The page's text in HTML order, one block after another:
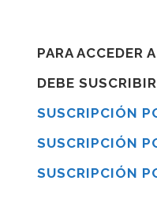
PARA ACCEDER
DEBE
SUSCRIPCIÓN
SUSCRIPCIÓN
SUSCRIPCIÓN